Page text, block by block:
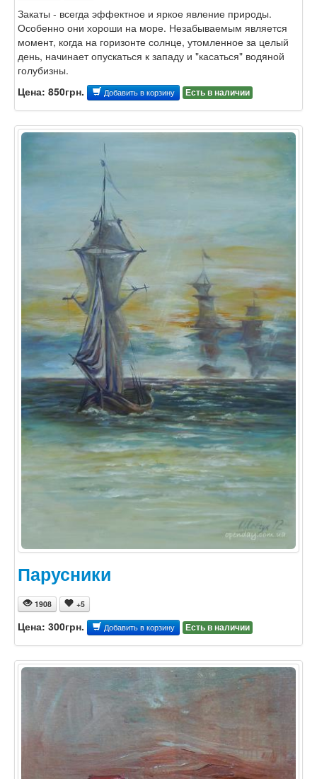
Закаты - всегда эффектное и яркое явление природы.
Особенно они хороши на море. Незабываемым является
момент, когда на горизонте солнце, утомленное за целый
день, начинает опускаться к западу и "касаться" водяной
голубизны.
Цена: 850грн.
Добавить в корзину Есть в наличии
Парусники
1908 +5
Цена: 300грн. Добавить в корзину Есть в наличии